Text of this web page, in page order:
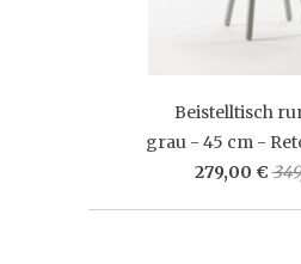
Beistelltisch
grau - 45 cm -
279,00 €